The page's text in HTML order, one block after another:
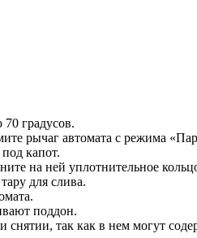
градусов.
рычаг автомата с режима
капот.
на ней уплотнительное
для слива.
поддон.
снятии, так как в нем могут